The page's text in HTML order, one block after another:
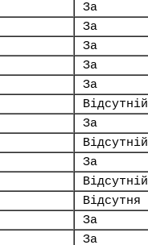
За
За
За
За
За
Відсутній
За
Відсутній
За
Відсутній
Відсутня
За
За